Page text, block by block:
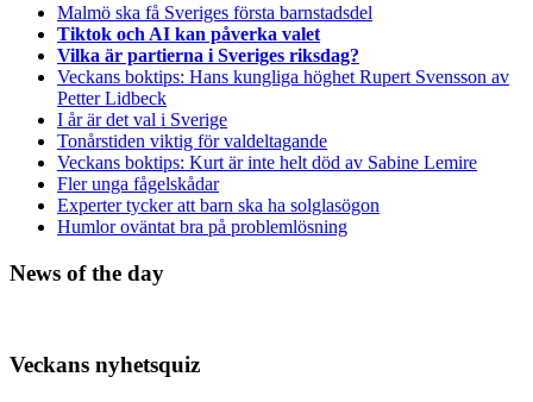
Malmö ska få Sveriges första barnstadsdel
Tiktok och AI kan påverka valet
Vilka är partierna i Sveriges riksdag?
Veckans boktips: Hans kungliga höghet Rupert Svensson av
Petter Lidbeck
I år är det val i Sverige
Tonårstiden viktig för valdeltagande
Veckans boktips: Kurt är inte helt död av Sabine Lemire
Fler unga fågelskådar
Experter tycker att barn ska ha solglasögon
Humlor oväntat bra på problemlösning
News of the day
Veckans nyhetsquiz